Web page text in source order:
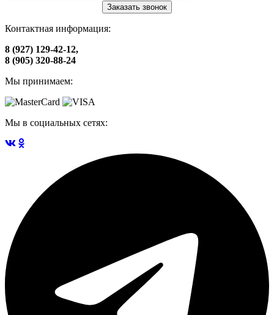
Заказать звонок
Контактная информация:
8 (927) 129-42-12,
8 (905) 320-88-24
Мы принимаем:
Мы в социальных сетях: